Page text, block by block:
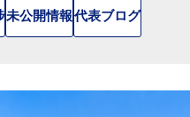
未公開情報代表ブログ